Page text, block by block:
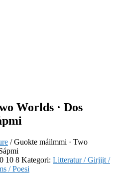
Worlds · Dos
/ Guokte máilmmi · Two
10 8 Kategori: Litteratur / Girjjit /
/ Poesi